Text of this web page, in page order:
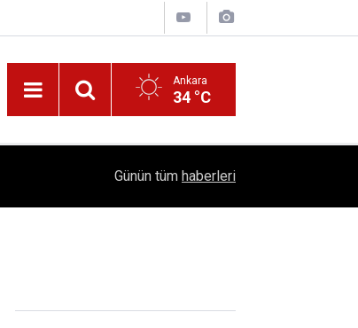
Ankara
34 °C
1504 Kep, Tek Bir Hedef: Bilim Kenti Çubuk
Günün tüm haberleri